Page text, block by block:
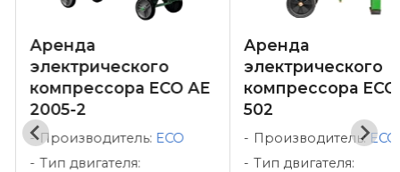
Аренда
электрического
компрессора ECO AE
2005-2
Производитель: ECO
Тип двигателя:
Аренда
электрического
компрессора ECO
502
Производитель:ECO
Тип двигателя: